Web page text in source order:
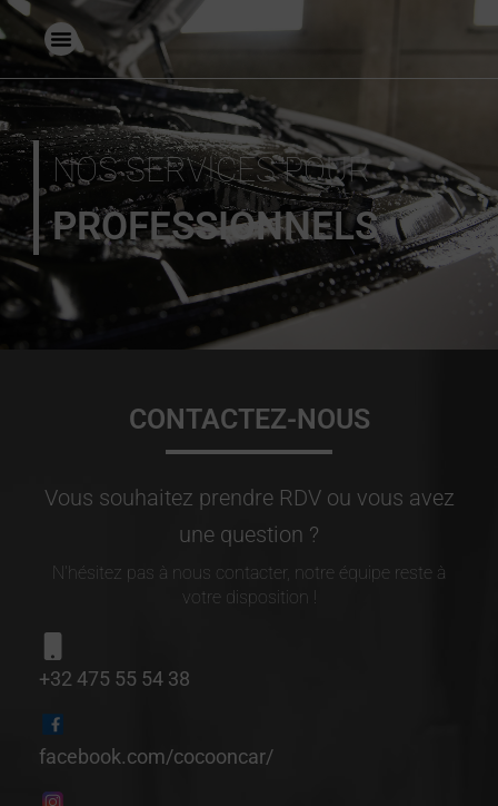
NOS SERVICES POUR
PROFESSIONNELS
CONTACTEZ-NOUS
Vous souhaitez prendre RDV ou vous avez
une question ?
N'hésitez pas à nous contacter, notre équipe reste à
votre disposition !
+32 475 55 54 38
facebook.com/cocooncar/